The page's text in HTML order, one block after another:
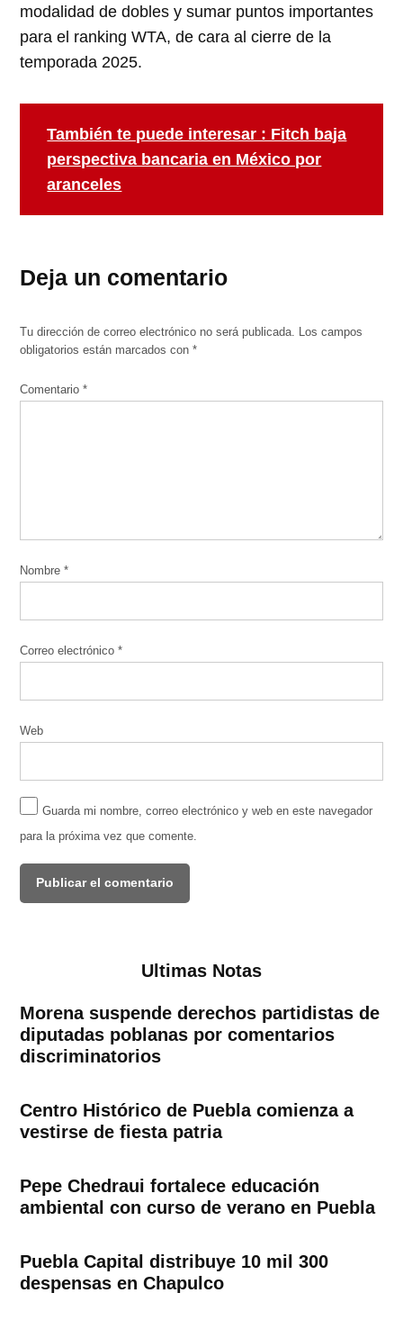
modalidad de dobles y sumar puntos importantes
para el ranking WTA, de cara al cierre de la
temporada 2025.
También te puede interesar : Fitch baja
perspectiva bancaria en México por
aranceles
Deja un comentario
Tu dirección de correo electrónico no será publicada. Los campos
obligatorios están marcados con*
Comentario*
Nombre*
Correo electrónico*
Web
Guarda mi nombre, correo electrónico y web en este navegador
para la próxima vez que comente.
Ultimas Notas
Morena suspende derechos partidistas de
diputadas poblanas por comentarios
discriminatorios
Centro Histórico de Puebla comienza a
vestirse de fiesta patria
Pepe Chedraui fortalece educación
ambiental con curso de verano en Puebla
Puebla Capital distribuye 10 mil 300
despensas en Chapulco